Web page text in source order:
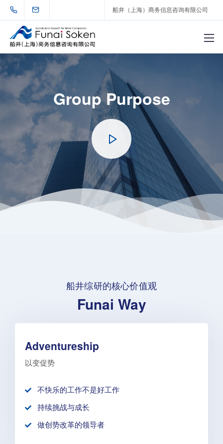
船井（上海）商务信息咨询有限公司
Group Purpose
船井综研的核心价值观
Funai Way
Adventureship
以变促势
不快乐的工作不是好工作
持续挑战与成长
做创势改革的领导者